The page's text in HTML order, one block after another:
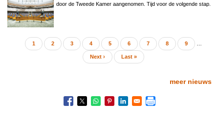
door de Tweede Kamer aangenomen. Tijd voor de volgende stap.
Huidige
pagina
1 Page
2 Page
3 Page
4 Page
5 Page
6 Page
7 Page
8 Page
9
Volgende
pagina
Next ›
Laatste
pagina
Last »
meer nieuws